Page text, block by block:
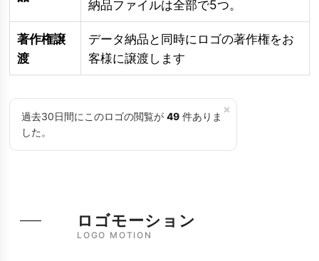
納品ファイルは全部で5つ。
著作権譲
渡
データ納品と同時にロゴの著作権をお
客様に譲渡します
×
過去30日間にこのロゴの閲覧が 49 件ありま
した。
LOGO MOTION
ロゴモーション